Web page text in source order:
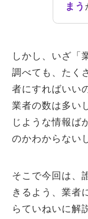
まう
しかし、いざ「
調べても、たく
者にすればいい
業者の数は多い
じような情報ば
のかわからない
そこで今回は、
きるよう、業者
らていねいに解